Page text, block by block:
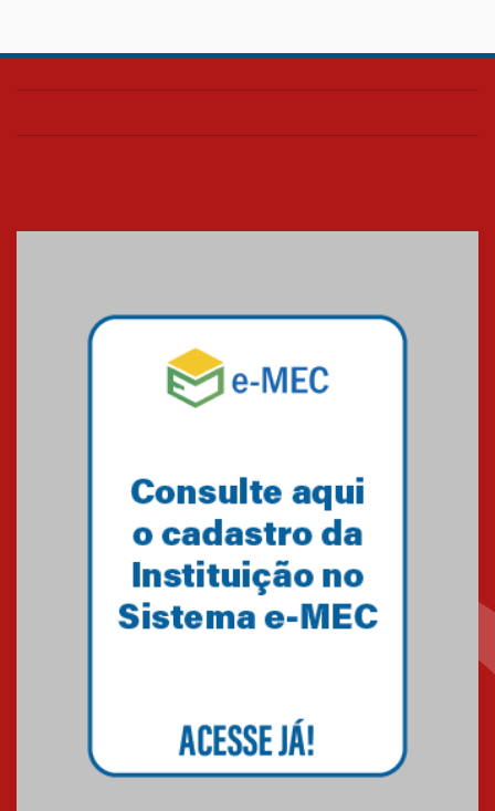
Confira como foi o culto mensal
Mackenzie mobiliza campanha
solidária para apoiar famílias em
Minas Gerais
Primeiro culto do ano ressalta o
27.02.2026